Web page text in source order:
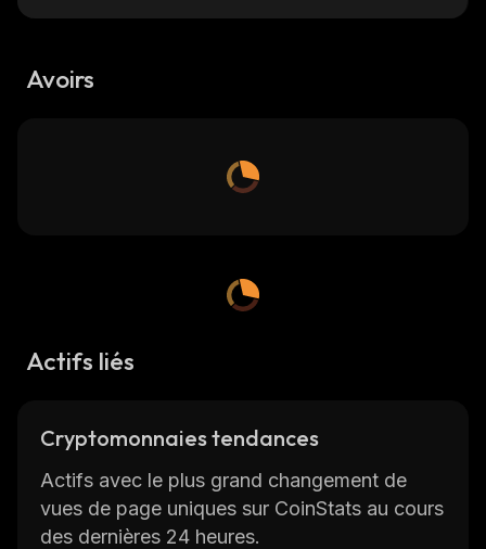
Avoirs
Actifs liés
Cryptomonnaies tendances
Actifs avec le plus grand changement de
vues de page uniques sur CoinStats au cours
des dernières 24 heures.